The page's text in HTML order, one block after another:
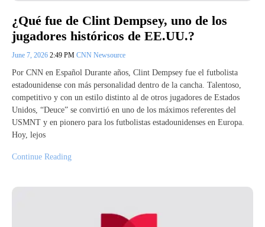
¿Qué fue de Clint Dempsey, uno de los
jugadores históricos de EE.UU.?
June 7, 2026 2:49 PM CNN Newsource
Por CNN en Español Durante años, Clint Dempsey fue el futbolista
estadounidense con más personalidad dentro de la cancha. Talentoso,
competitivo y con un estilo distinto al de otros jugadores de Estados
Unidos, “Deuce” se convirtió en uno de los máximos referentes del
USMNT y en pionero para los futbolistas estadounidenses en Europa.
Hoy, lejos
Continue Reading